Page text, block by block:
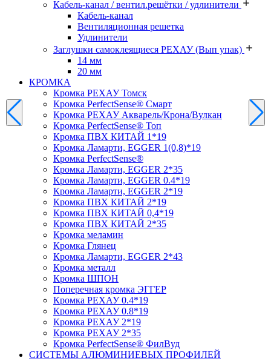
Кабель-канал / вентил.решётки / удлинители
Кабель-канал
Вентиляционная решетка
Удлинители
Заглушки самоклеящиеся РЕХАУ (Вып упак)
14 мм
20 мм
КРОМКА
Кромка PЕХАУ Томск
Кромка PerfectSense® Смарт
Кромка PЕХАУ Акварель/Крона/Вулкан
Кромка PerfectSense® Топ
Кромка ПВХ КИТАЙ 1*19
Кромка Ламарти, EGGER 1(0,8)*19
Кромка PerfectSense®
Кромка Ламарти, EGGER 2*35
Кромка Ламарти, EGGER 0.4*19
Кромка Ламарти, EGGER 2*19
Кромка ПВХ КИТАЙ 2*19
Кромка ПВХ КИТАЙ 0,4*19
Кромка ПВХ КИТАЙ 2*35
Кромка меламин
Кромка Глянец
Кромка Ламарти, EGGER 2*43
Кромка металл
Кромка ШПОН
Поперечная кромка ЭГГЕР
Кромка PЕХАУ 0.4*19
Кромка PЕХАУ 0.8*19
Кромка PЕХАУ 2*19
Кромка PЕХАУ 2*35
Кромка PerfectSense® ФилВуд
СИСТЕМЫ АЛЮМИНИЕВЫХ ПРОФИЛЕЙ